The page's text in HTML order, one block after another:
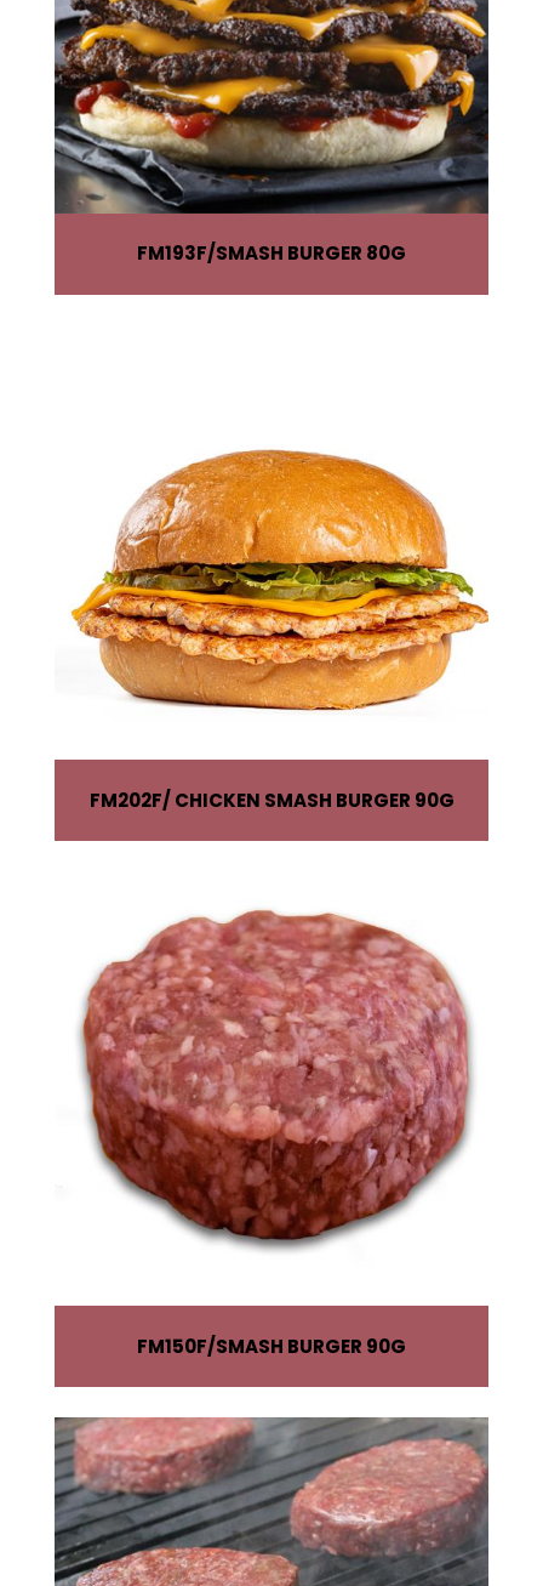
FM193F SMASH BURGER 80G
FM202F CHICKEN SMASH BURGER 90G
FM150F SMASH BURGER 90G